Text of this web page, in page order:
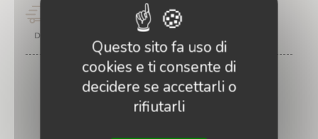
Départ Atelier (délai indicatif) :
Questo sito fa uso di
cookies e ti consente di
decidere se accettarli o
rifiutarli